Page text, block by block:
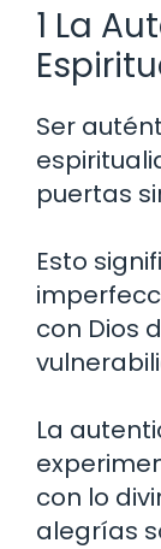
1 La
Ser
puertas
Esto
con Dios
La
con lo
alegrías